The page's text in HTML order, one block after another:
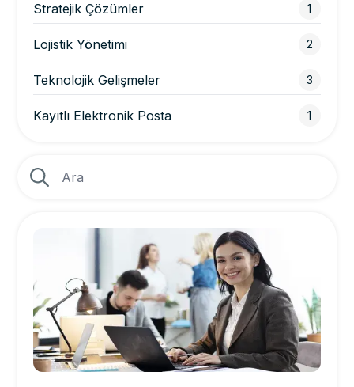
Stratejik Çözümler 1
Lojistik Yönetimi 2
Teknolojik Gelişmeler 3
Kayıtlı Elektronik Posta 1